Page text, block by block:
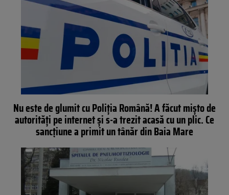
Nu este de glumit cu Poliția Română! A făcut mișto de
autorități pe internet și s-a trezit acasă cu un plic. Ce
sancțiune a primit un tânăr din Baia Mare